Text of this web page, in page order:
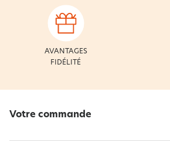
AVANTAGES
FIDÉLITÉ
Votre commande